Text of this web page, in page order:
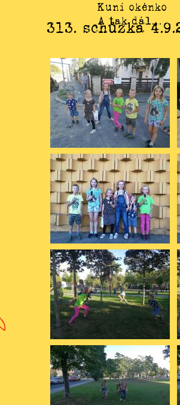
Kuní okénko
A tak dál…
313. schůzka